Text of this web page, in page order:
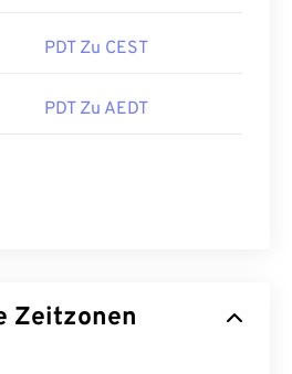
PDT Zu CEST
PDT Zu AEDT
Zeitzonen